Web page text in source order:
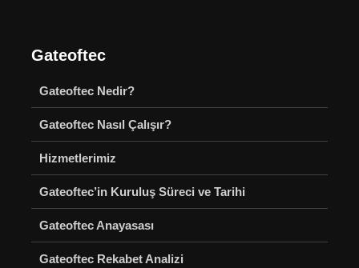
Gateoftec
Gateoftec Nedir?
Gateoftec Nasıl Çalışır?
Hizmetlerimiz
Gateoftec’in Kuruluş Süreci ve Tarihi
Gateoftec Anayasası
Gateoftec Rekabet Analizi